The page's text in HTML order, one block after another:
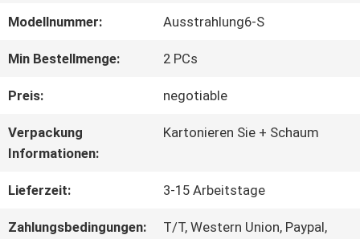
ÜBER
UNS
AUSFLUG
QUALITÄTSKONTROLLE
Modellnummer: Ausstrahlung6-S
Min Bestellmenge: 2 PCs
Preis: negotiable
Verpackung
Informationen:
Kartonieren Sie + Schaum
Lieferzeit: 3-15 Arbeitstage
Zahlungsbedingungen:
T/T, Western Union, Paypal,